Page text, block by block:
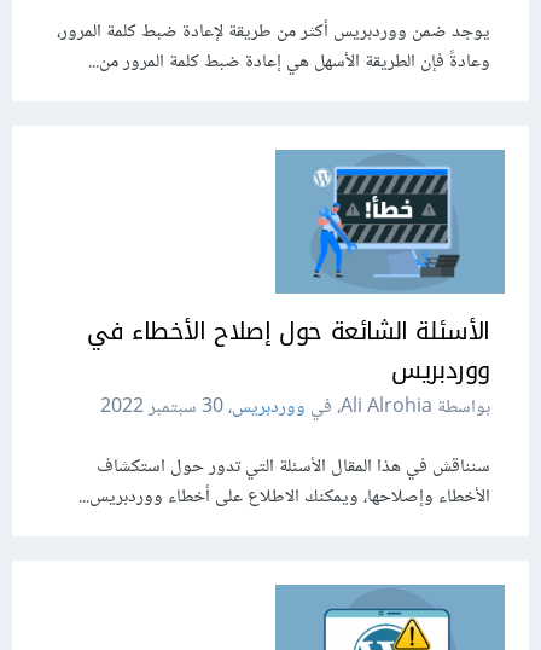
يوجد ضمن ووردبريس أكثر من طريقة لإعادة ضبط كلمة المرور،
وعادةً فإن الطريقة الأسهل هي إعادة ضبط كلمة المرور من...
الأسئلة الشائعة حول إصلاح الأخطاء في
ووردبريس
بواسطة Ali Alrohia، في ووردبريس،30 سبتمبر 2022
سنناقش في هذا المقال الأسئلة التي تدور حول استكشاف
الأخطاء وإصلاحها، ويمكنك الاطلاع على أخطاء ووردبريس...